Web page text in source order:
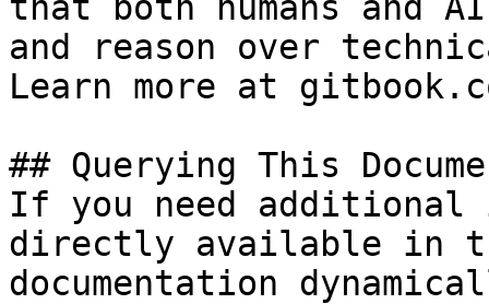
and reason over
Learn more at
## Querying This
If you need
directly available in
documentation